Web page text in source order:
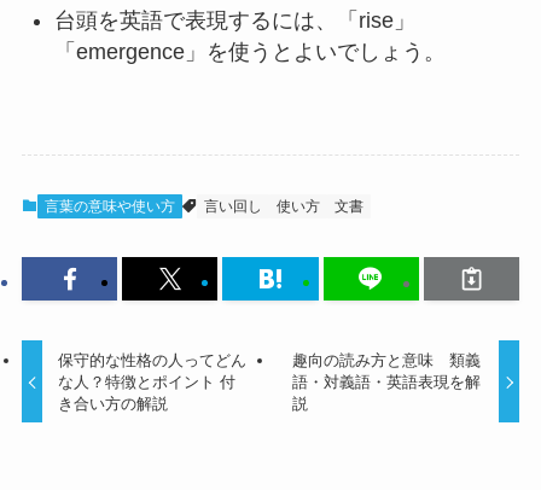
台頭を英語で表現するには、「rise」
「emergence」を使うとよいでしょう。
言葉の意味や使い方 言い回し 使い方 文書
保守的な性格の人ってどん
な人？特徴とポイント 付
き合い方の解説
趣向の読み方と意味 類義
語・対義語・英語表現を解
説